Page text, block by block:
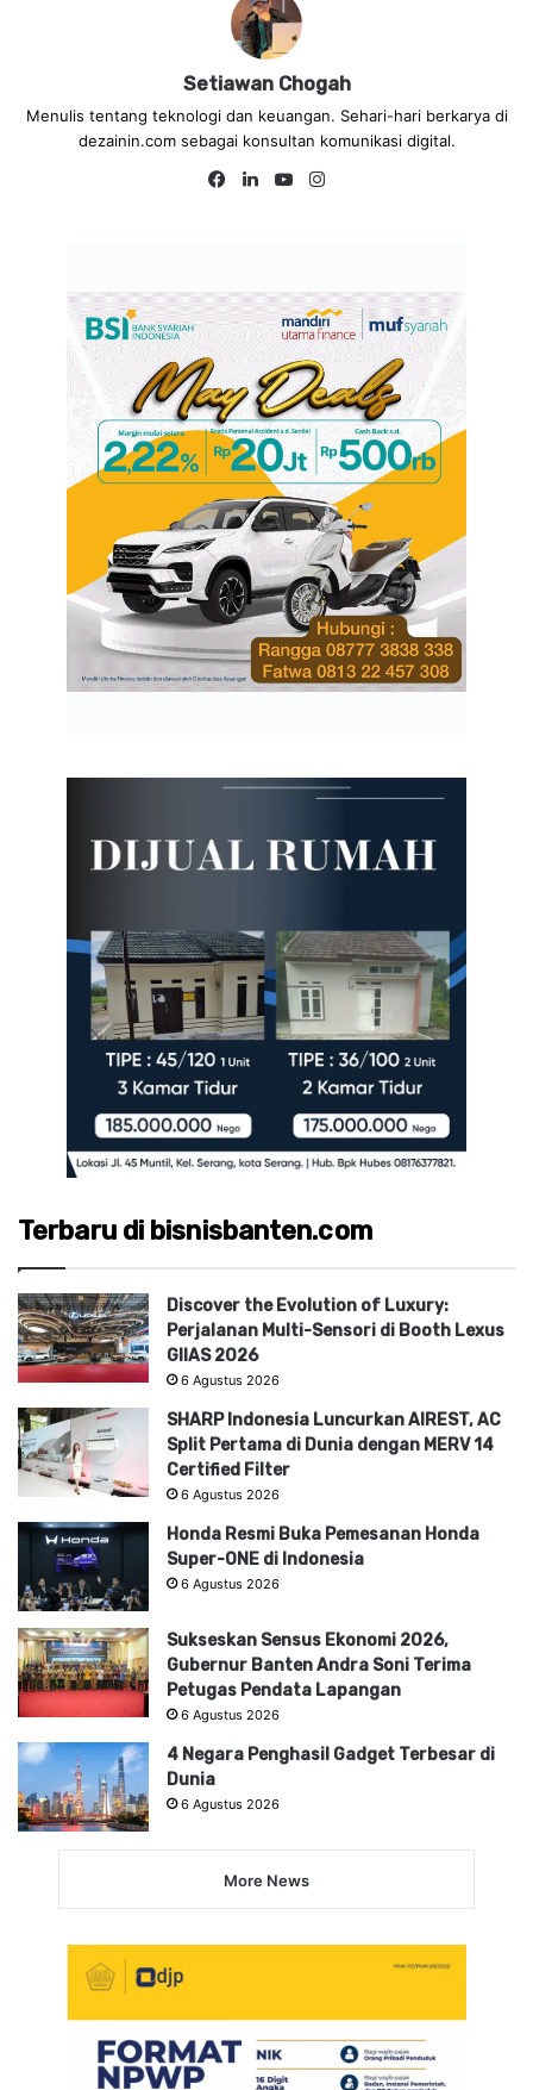
Setiawan Chogah
Menulis tentang teknologi dan keuangan. Sehari-hari berkarya di
dezainin.com sebagai konsultan komunikasi digital.
Fa
Lin
Yo
Terbaru di bisnisbanten.com
Discover the Evolution of Luxury:
Perjalanan Multi-Sensori di Booth Lexus
GIIAS 2026
6 Agustus 2026
SHARP Indonesia Luncurkan AIREST, AC
Split Pertama di Dunia dengan MERV 14
Certified Filter
6 Agustus 2026
Honda Resmi Buka Pemesanan Honda
Super-ONE di Indonesia
6 Agustus 2026
Sukseskan Sensus Ekonomi 2026,
Gubernur Banten Andra Soni Terima
Petugas Pendata Lapangan
6 Agustus 2026
4 Negara Penghasil Gadget Terbesar di
Dunia
6 Agustus 2026
More News